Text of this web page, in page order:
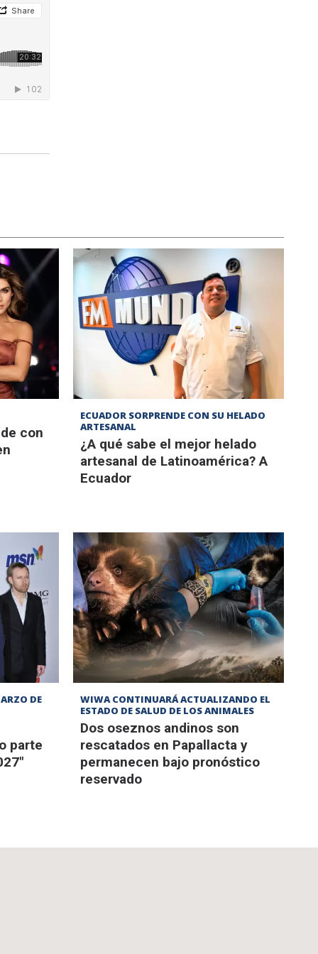
con
ECUADOR SORPRENDE CON SU HELADO
ARTESANAL
¿A qué sabe el mejor helado
artesanal de Latinoamérica? A
Ecuador
DE
parte
WIWA CONTINUARÁ ACTUALIZANDO EL
ESTADO DE SALUD DE LOS ANIMALES
Dos oseznos andinos son
rescatados en Papallacta y
permanecen bajo pronóstico
reservado